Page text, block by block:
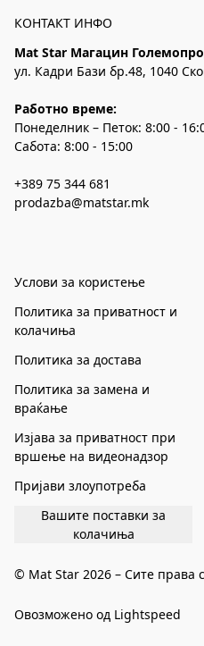
КОНТАКТ ИНФО
Mat Star Магацин
ул. Кадри Бази бр.48, 1040
Работно време:
Понеделник – Петок: 8:00 -
Сабота: 8:00 - 15:00
+389 75 344 681
prodazba@matstar.mk
Услови за користење
Политика за приватност и
колачиња
Политика за достава
Политика за замена и
враќање
Изјава за приватност при
вршење на видеонадзор
Пријави злоупотреба
Вашите поставки за
колачиња
© Mat Star 2026 – Сите права
Овозможено од Lightspeed